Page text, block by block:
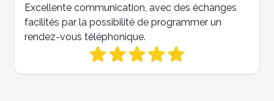
Excellente communication, avec des échanges
facilités par la possibilité de programmer un
rendez-vous téléphonique.